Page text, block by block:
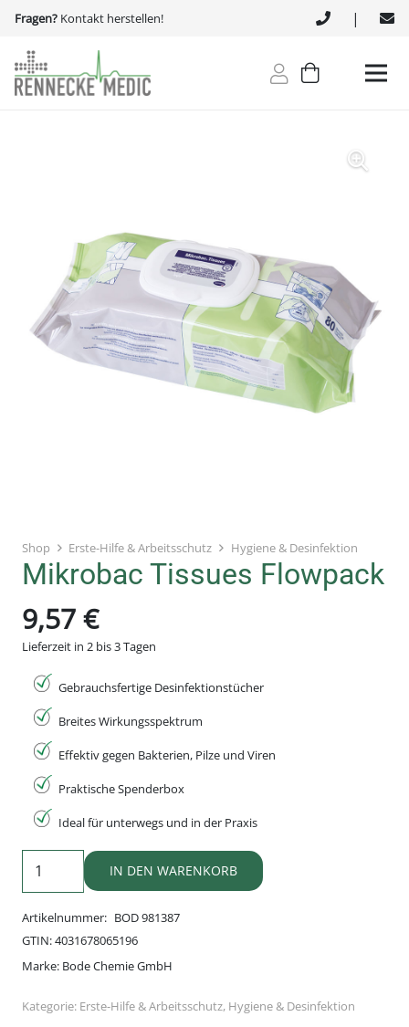
Fragen? Kontakt herstellen! |
Shop Erste-Hilfe & Arbeitsschutz Hygiene & Desinfektion
Mikrobac Tissues Flowpack
9,57€
Lieferzeit in 2 bis 3 Tagen
Gebrauchsfertige Desinfektionstücher
Breites Wirkungsspektrum
Effektiv gegen Bakterien, Pilze und Viren
Praktische Spenderbox
Ideal für unterwegs und in der Praxis
Mikrobac
Tissues
Flowpack
Menge
IN DEN WARENKORB
Artikelnummer: BOD 981387
GTIN:4031678065196
Marke: Bode Chemie GmbH
Kategorie: Erste-Hilfe & Arbeitsschutz, Hygiene & Desinfektion